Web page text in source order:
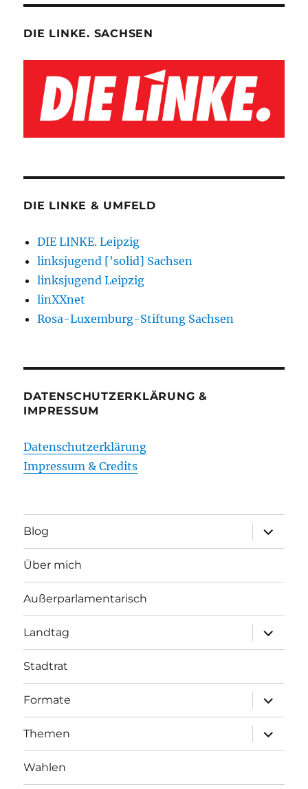
DIE LINKE. SACHSEN
DIE LINKE & UMFELD
DIE LINKE. Leipzig
linksjugend ['solid] Sachsen
linksjugend Leipzig
linXXnet
Rosa-Luxemburg-Stiftung Sachsen
DATENSCHUTZERKLÄRUNG &
IMPRESSUM
Datenschutzerklärung
Impressum & Credits
Blog
öffnen
Über mich
Außerparlamentarisch
Landtag
öffnen
Stadtrat
Formate
öffnen
Themen
öffnen
Wahlen